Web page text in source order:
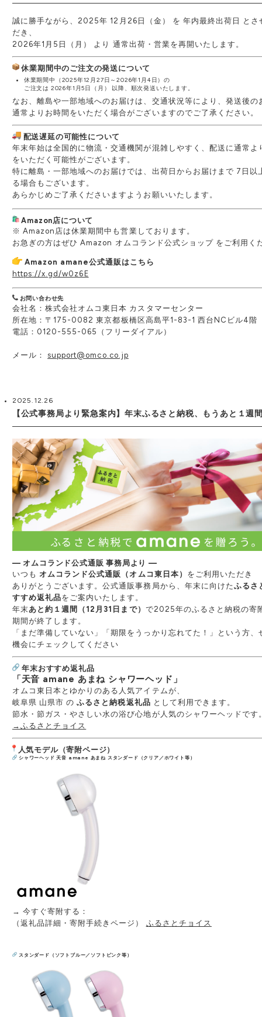
誠に勝手ながら、2025年12月26日（金） を 年内最終出荷日 とさ
だき、
2026年1月5日（月） より 通常出荷・営業を再開いたします。
休業期間中のご注文の発送について
休業期間中（2025年12月27日～2026年1月4日）の
ご注文は 2026年1月5日（月） 以降、順次発送いたします。
なお、離島や一部地域へのお届けは、交通状況等により、発送後の
通常よりお時間をいただく場合がございますのでご了承ください。
配送遅延の可能性について
年末年始は全国的に物流・交通機関が混雑しやすく、配送に通常よ
をいただく可能性がございます。
特に離島・一部地域へのお届けでは、出荷日からお届けまで 7日以
る場合もございます。
あらかじめご了承くださいますようお願いいたします。
Amazon店について
※ Amazon店は休業期間中も営業しております。
お急ぎの方はぜひAmazon オムコランド公式ショップ をご利用く
Amazon amane公式通販はこちら
https://x.gd/w0z6E
お問い合わせ先
会社名：株式会社オムコ東日本 カスタマーセンター
所在地：〒175-0082 東京都板橋区高島平1-83-1 西台NCビル4階
電話：0120-555-065（フリーダイアル）
メール：support@omco.co.jp
2025.12.26
【公式事務局より緊急案内】年末ふるさと納税、もうあと１週
— オムコランド公式通販 事務局より —
いつもオムコランド公式通販（オムコ東日本） をご利用いただき
ありがとうございます。公式通販事務局から、年末に向けたふるさ
すすめ返礼品をご案内いたします。
年末あと約１週間（12月31日まで） で2025年のふるさと納税の寄
期間が終了します。
「まだ準備していない」「期限をうっかり忘れてた！」という方、
機会にチェックしてください
年末おすすめ返礼品
「天音 amane あまね シャワーヘッド」
オムコ東日本とゆかりのある人気アイテムが、
岐阜県 山県市 のふるさと納税返礼品 として利用できます。
節水・節ガス・やさしい水の浴び心地が人気のシャワーヘッドです
→ふるさとチョイス
人気モデル（寄附ページ）
シャワーヘッド 天音 amane あまね スタンダード（クリア／ホワイト等）
→ 今すぐ寄附する：
（返礼品詳細・寄附手続きページ） ふるさとチョイス
スタンダード（ソフトブルー／ソフトピンク等）